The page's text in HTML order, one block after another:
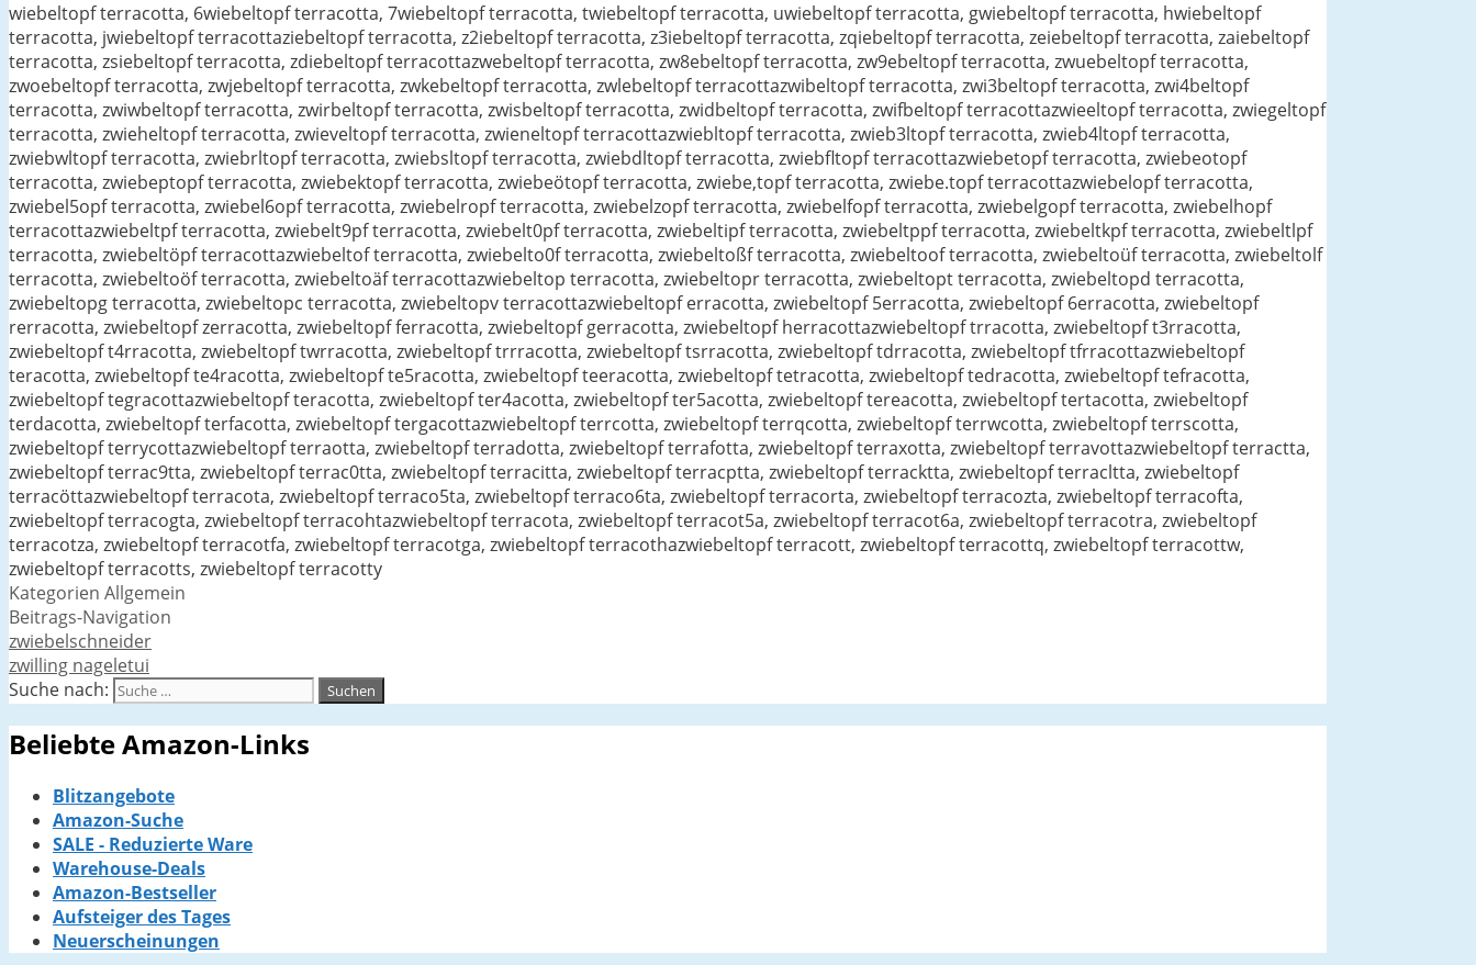
wiebeltopf terracotta, 6wiebeltopf terracotta, 7wiebeltopf terracotta, twiebeltopf terracotta, uwiebeltopf terracotta, gwiebeltopf terracotta, hwiebeltopf
terracotta, jwiebeltopf terracottaziebeltopf terracotta, z2iebeltopf terracotta, z3iebeltopf terracotta, zqiebeltopf terracotta, zeiebeltopf terracotta, zaiebeltopf
terracotta, zsiebeltopf terracotta, zdiebeltopf terracottazwebeltopf terracotta, zw8ebeltopf terracotta, zw9ebeltopf terracotta, zwuebeltopf terracotta,
zwoebeltopf terracotta, zwjebeltopf terracotta, zwkebeltopf terracotta, zwlebeltopf terracottazwibeltopf terracotta, zwi3beltopf terracotta, zwi4beltopf
terracotta, zwiwbeltopf terracotta, zwirbeltopf terracotta, zwisbeltopf terracotta, zwidbeltopf terracotta, zwifbeltopf terracottazwieeltopf terracotta, zwiegeltopf
terracotta, zwieheltopf terracotta, zwieveltopf terracotta, zwieneltopf terracottazwiebltopf terracotta, zwieb3ltopf terracotta, zwieb4ltopf terracotta,
zwiebwltopf terracotta, zwiebrltopf terracotta, zwiebsltopf terracotta, zwiebdltopf terracotta, zwiebfltopf terracottazwiebetopf terracotta, zwiebeotopf
terracotta, zwiebeptopf terracotta, zwiebektopf terracotta, zwiebeötopf terracotta, zwiebe,topf terracotta, zwiebe.topf terracottazwiebelopf terracotta,
zwiebel5opf terracotta, zwiebel6opf terracotta, zwiebelropf terracotta, zwiebelzopf terracotta, zwiebelfopf terracotta, zwiebelgopf terracotta, zwiebelhopf
terracottazwiebeltpf terracotta, zwiebelt9pf terracotta, zwiebelt0pf terracotta, zwiebeltipf terracotta, zwiebeltppf terracotta, zwiebeltkpf terracotta, zwiebeltlpf
terracotta, zwiebeltöpf terracottazwiebeltof terracotta, zwiebelto0f terracotta, zwiebeltoßf terracotta, zwiebeltoof terracotta, zwiebeltoüf terracotta, zwiebeltolf
terracotta, zwiebeltoöf terracotta, zwiebeltoäf terracottazwiebeltop terracotta, zwiebeltopr terracotta, zwiebeltopt terracotta, zwiebeltopd terracotta,
zwiebeltopg terracotta, zwiebeltopc terracotta, zwiebeltopv terracottazwiebeltopf erracotta, zwiebeltopf 5erracotta, zwiebeltopf 6erracotta, zwiebeltopf
rerracotta, zwiebeltopf zerracotta, zwiebeltopf ferracotta, zwiebeltopf gerracotta, zwiebeltopf herracottazwiebeltopf trracotta, zwiebeltopf t3rracotta,
zwiebeltopf t4rracotta, zwiebeltopf twrracotta, zwiebeltopf trrracotta, zwiebeltopf tsrracotta, zwiebeltopf tdrracotta, zwiebeltopf tfrracottazwiebeltopf
teracotta, zwiebeltopf te4racotta, zwiebeltopf te5racotta, zwiebeltopf teeracotta, zwiebeltopf tetracotta, zwiebeltopf tedracotta, zwiebeltopf tefracotta,
zwiebeltopf tegracottazwiebeltopf teracotta, zwiebeltopf ter4acotta, zwiebeltopf ter5acotta, zwiebeltopf tereacotta, zwiebeltopf tertacotta, zwiebeltopf
terdacotta, zwiebeltopf terfacotta, zwiebeltopf tergacottazwiebeltopf terrcotta, zwiebeltopf terrqcotta, zwiebeltopf terrwcotta, zwiebeltopf terrscotta,
zwiebeltopf terrycottazwiebeltopf terraotta, zwiebeltopf terradotta, zwiebeltopf terrafotta, zwiebeltopf terraxotta, zwiebeltopf terravottazwiebeltopf terractta,
zwiebeltopf terrac9tta, zwiebeltopf terrac0tta, zwiebeltopf terracitta, zwiebeltopf terracptta, zwiebeltopf terracktta, zwiebeltopf terracltta, zwiebeltopf
terracöttazwiebeltopf terracota, zwiebeltopf terraco5ta, zwiebeltopf terraco6ta, zwiebeltopf terracorta, zwiebeltopf terracozta, zwiebeltopf terracofta,
zwiebeltopf terracogta, zwiebeltopf terracohtazwiebeltopf terracota, zwiebeltopf terracot5a, zwiebeltopf terracot6a, zwiebeltopf terracotra, zwiebeltopf
terracotza, zwiebeltopf terracotfa, zwiebeltopf terracotga, zwiebeltopf terracothazwiebeltopf terracott, zwiebeltopf terracottq, zwiebeltopf terracottw,
zwiebeltopf terracotts, zwiebeltopf terracotty
Kategorien Allgemein
Beitrags-Navigation
zwiebelschneider
zwilling nageletui
Suche nach:
Beliebte Amazon-Links
Blitzangebote
Amazon-Suche
SALE - Reduzierte Ware
Warehouse-Deals
Amazon-Bestseller
Aufsteiger des Tages
Neuerscheinungen